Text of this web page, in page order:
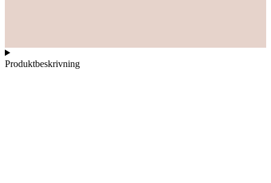
Produktbeskrivning